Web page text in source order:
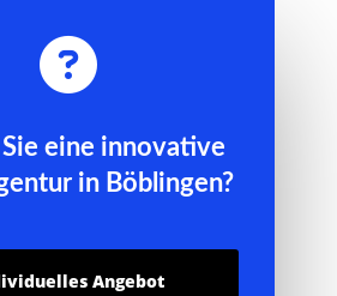

Sie eine innovative
in Böblingen?
Angebot